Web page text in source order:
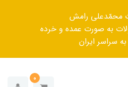
محمّدعلی رامش
به صورت عمده و خرده
سراسر ایران
0